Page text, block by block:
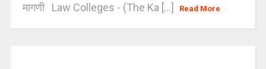
मागणी Law Colleges - (The Ka [...]
Read More